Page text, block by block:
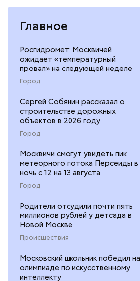
Главное
Росгидромет: Москвичей
ожидает «температурный
провал» на следующей неделе
Город
Сергей Собянин рассказал о
строительстве дорожных
объектов в 2026 году
Город
Москвичи смогут увидеть пик
метеорного потока Персеиды в
ночь с 12 на 13 августа
Город
Родители отсудили почти пять
миллионов рублей у детсада в
Новой Москве
Происшествия
Московский школьник победил на
олимпиаде по искусственному
интеллекту